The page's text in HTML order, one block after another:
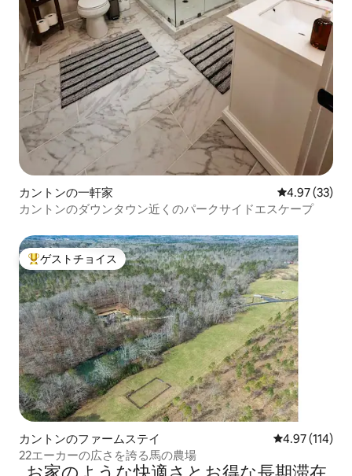
カントンの一軒家 レビュー33
4.97 (33)
カントンのダウンタウン近くのパークサイドエスケープ
大好評のゲストチョイスです。
ゲストチョイス
カントンのファームステイ レビュー114
4.97 (114)
22エーカーの広さを誇る馬の農場